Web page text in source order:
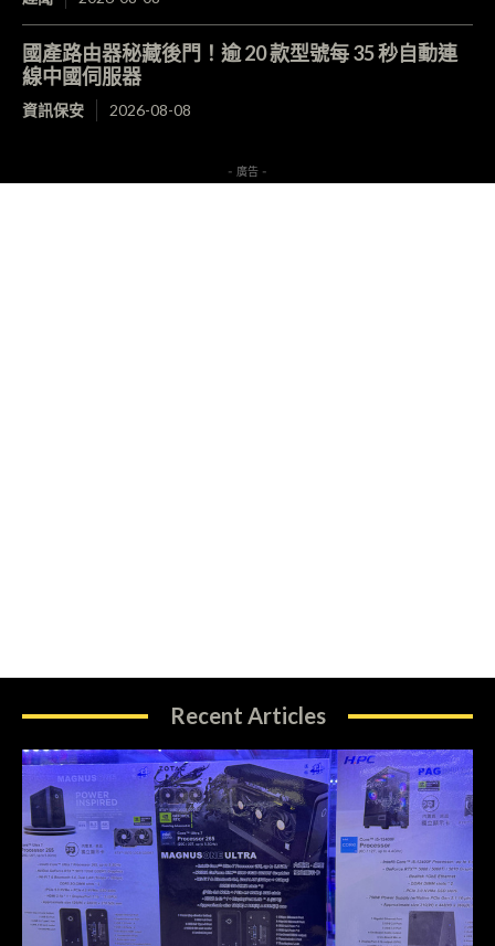
國產路由器秘藏後門！逾 20 款型號每 35 秒自動連
線中國伺服器
資訊保安 2026-08-08
- 廣告 -
Recent Articles